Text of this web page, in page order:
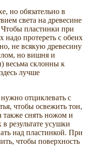
но обязательно в
света на древесине
Чтобы пластинки при
надо протереть с обеих
не всякую древесину
но вишня и
весьма склонны к
лучше
отциклевать с
чтобы освежить тон,
также снять ножом и
результате усушки
над пластинкой. При
чтобы поверхность